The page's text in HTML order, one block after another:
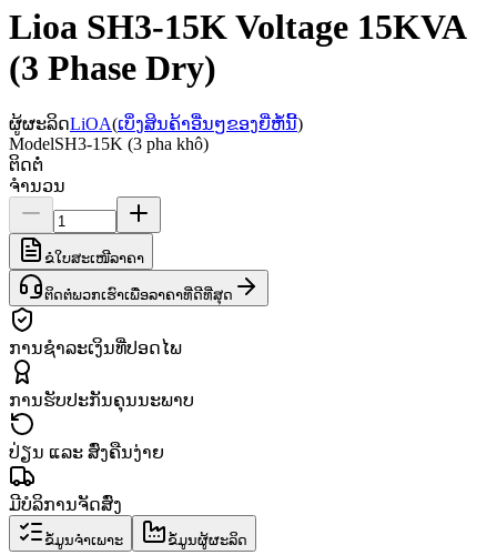
Lioa SH3-15K Voltage 15KVA
(3 Phase Dry)
ຜູ້ຜະລິດLiOA(ເບິ່ງສິນຄ້າອື່ນໆຂອງຍີ່ຫໍ້ນີ້)
ModelSH3-15K (3 pha khô)
ຕິດຕໍ່
ຈຳນວນ
ຂໍໃບສະເໜີລາຄາ
ຕິດຕໍ່ພວກເຮົາເພື່ອລາຄາທີ່ດີທີ່ສຸດ
ການຊຳລະເງິນທີ່ປອດໄພ
ການຮັບປະກັນຄຸນນະພາບ
ປ່ຽນ ແລະ ສົ່ງຄືນງ່າຍ
ມີບໍລິການຈັດສົ່ງ
ຂໍ້ມູນຈຳເພາະ ຂໍ້ມູນຜູ້ຜະລິດ